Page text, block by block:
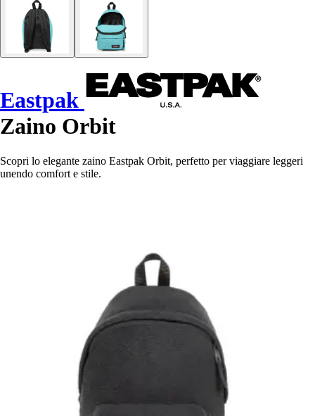
Eastpak
Zaino Orbit
Scopri lo elegante zaino Eastpak Orbit, perfetto per viaggiare leggeri
unendo comfort e stile.